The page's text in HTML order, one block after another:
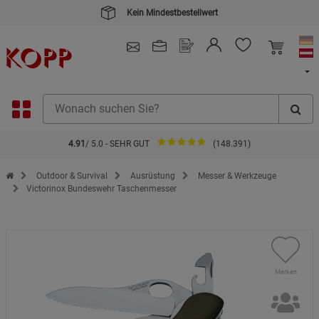
Kein Mindestbestellwert
4.91 / 5.0 - SEHR GUT (148.391)
Zur Startseite des Kopp Verlag Online-Shop
Outdoor & Survival Ausrüstung
Messer & Werkzeuge
Victorinox Bundeswehr Taschenmesser
Merken